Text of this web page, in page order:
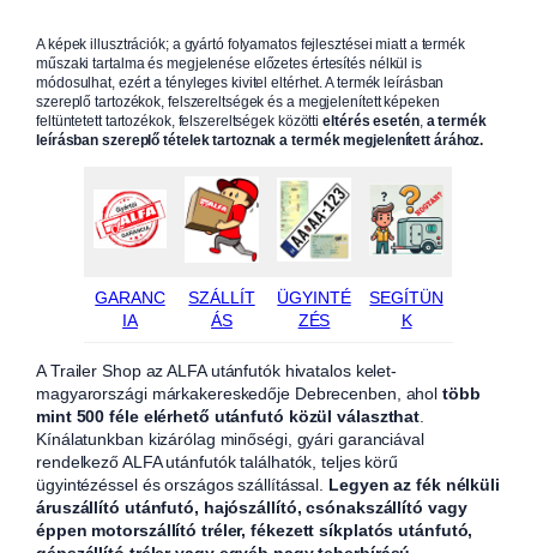
A képek illusztrációk; a gyártó folyamatos fejlesztései miatt a termék
műszaki tartalma és megjelenése előzetes értesítés nélkül is
módosulhat, ezért a tényleges kivitel eltérhet. A termék leírásban
szereplő tartozékok, felszereltségek és a megjelenített képeken
feltüntetett tartozékok, felszereltségek közöttieltérés esetén, a termék
leírásban szereplő tételek tartoznak a termék megjelenített árához.
GARANC
IA
SZÁLLÍT
ÁS
ÜGYINTÉ
ZÉS
SEGÍTÜN
K
A Trailer Shop az ALFA utánfutók hivatalos kelet-
magyarországi márkakereskedője Debrecenben, aholtöbb
mint 500 féle elérhető utánfutó közül választhat.
Kínálatunkban kizárólag minőségi, gyári garanciával
rendelkező ALFA utánfutók találhatók, teljes körű
ügyintézéssel és országos szállítással. Legyen az fék nélküli
áruszállító utánfutó, hajószállító, csónakszállító vagy
éppen motorszállító tréler, fékezett síkplatós utánfutó,